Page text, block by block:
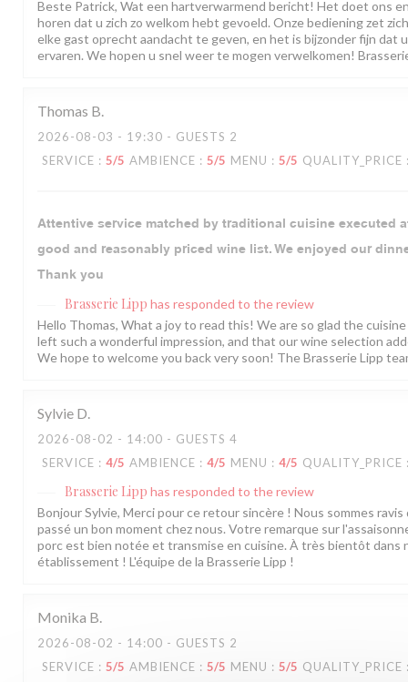
Beste Patrick, Wat een hartverwarmend bericht! Het doet ons
horen dat u zich zo welkom hebt gevoeld. Onze bediening zet
elke gast oprecht aandacht te geven, en het is bijzonder fijn dat
ervaren. We hopen u snel weer te mogen verwelkomen!
Thomas B
2026-08-03 - 19:30 - GUESTS 2
SERVICE : 5/5 AMBIENCE : 5/5 MENU : 5/5 QUALITY_PRICE
Attentive service matched by traditional cuisine executed
good and reasonably priced wine list. We enjoyed our
Thank you
Brasserie Lipp has responded to the review
Hello Thomas, What a joy to read this! We are so glad the
left such a wonderful impression, and that our wine selection
We hope to welcome you back very soon! The Brasserie Lipp
Sylvie D
2026-08-02 - 14:00 - GUESTS 4
SERVICE : 4/5 AMBIENCE : 4/5 MENU : 4/5 QUALITY_PRICE
Brasserie Lipp has responded to the review
Bonjour Sylvie, Merci pour ce retour sincère ! Nous sommes ravis
passé un bon moment chez nous. Votre remarque sur
porc est bien notée et transmise en cuisine. À très bientôt dans
établissement ! L'équipe de la Brasserie Lipp !
Monika B
2026-08-02 - 14:00 - GUESTS 2
SERVICE : 5/5 AMBIENCE : 5/5 MENU : 5/5 QUALITY_PRICE